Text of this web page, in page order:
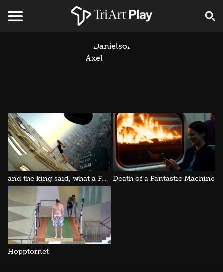
and the king said, what a FANTASTIC MACHINE! Death of a Fantastic Machine
Hopptornet